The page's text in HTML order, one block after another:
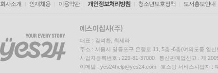
회사소개 인재채용 이용약관 개인정보처리방침 청소년보호정책 도서홍보안내
대표 : 김석환, 최세라
주소 : 서울시 영등포구 은행로 11, 5층~6층(여의도동,일신
사업자등록번호 : 229-81-37000 통신판매업신고 : 제
이메일 : yes24help@yes24.com 호스팅 서비스사업자 :